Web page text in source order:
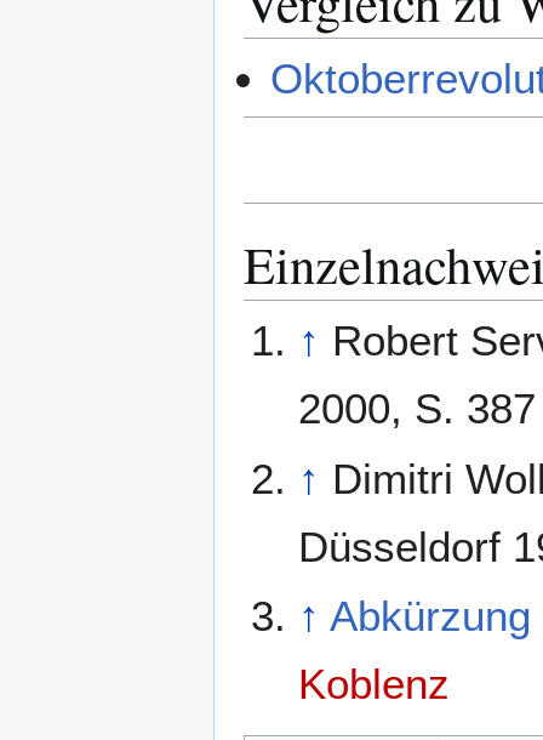
↑ Robert
2000, S.
↑ Dimitri
Düsseldorf
↑ Abkürzung
Koblenz